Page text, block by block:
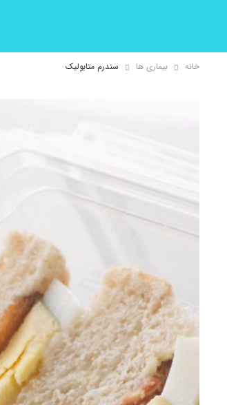
خانه بیماری ها سندرم متابولیک